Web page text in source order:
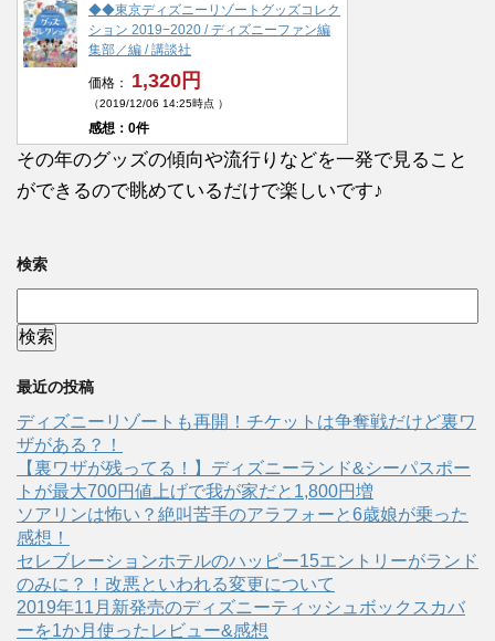
◆◆東京ディズニーリゾートグッズコレク
ション 2019−2020 / ディズニーファン編
集部／編 / 講談社
価格： 1,320円
（2019/12/06 14:25時点 ）
感想：0件
その年のグッズの傾向や流行りなどを一発で見ること
ができるので眺めているだけで楽しいです♪
検索
最近の投稿
ディズニーリゾートも再開！チケットは争奪戦だけど裏ワ
ザがある？！
【裏ワザが残ってる！】ディズニーランド&シーパスポー
トが最大700円値上げで我が家だと1,800円増
ソアリンは怖い？絶叫苦手のアラフォーと6歳娘が乗った
感想！
セレブレーションホテルのハッピー15エントリーがランド
のみに？！改悪といわれる変更について
2019年11月新発売のディズニーティッシュボックスカバ
ーを1か月使ったレビュー&感想